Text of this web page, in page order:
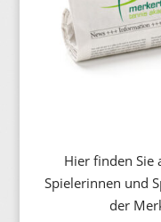
Hier finden Sie
Spielerinnen und
der